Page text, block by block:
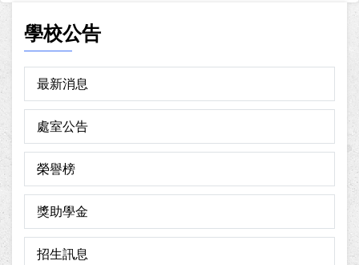
學校公告
最新消息
處室公告
榮譽榜
獎助學金
招生訊息